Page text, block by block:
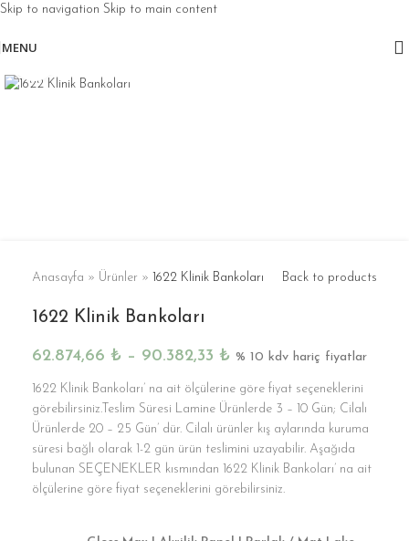
Skip to navigation Skip to main content
MENU
Anasayfa » Ürünler » 1622 Klinik Bankoları Back to products
1622 Klinik Bankoları
62.874,66 ₺ – 90.382,33 ₺ % 10 kdv hariç fiyatlar
1622 Klinik Bankoları’ na ait ölçülerine göre fiyat seçeneklerini
görebilirsiniz.Teslim Süresi Lamine Ürünlerde 3 – 10 Gün; Cilalı
Ürünlerde 20 – 25 Gün’ dür. Cilalı ürünler kış aylarında kuruma
süresi bağlı olarak 1-2 gün ürün teslimini uzayabilir. Aşağıda
bulunan SEÇENEKLER kısmından 1622 Klinik Bankoları’ na ait
ölçülerine göre fiyat seçeneklerini görebilirsiniz.